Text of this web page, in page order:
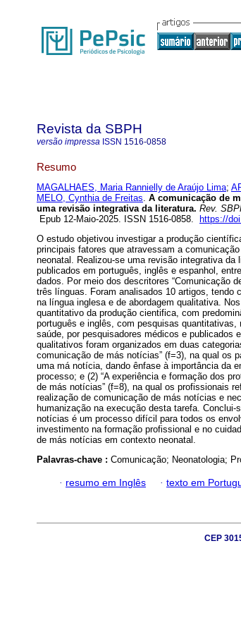
Revista da SBPH
versão impressa ISSN 1516-0858
Resumo
MAGALHAES, Maria Rannielly de Araújo Lima;
MELO, Cynthia de Freitas. A comunicação de
uma revisão integrativa da literatura. Rev.
Epub 12-Maio-2025. ISSN 1516-0858.
https://
O estudo objetivou investigar a produção
principais fatores que atravessam a
neonatal. Realizou-se uma revisão integrativa da
publicados em português, inglês e espanhol,
dados. Por meio dos descritores “Comunicação
três línguas. Foram analisados 10 artigos, tendo
na língua inglesa e de abordagem qualitativa.
quantitativo da produção cientifica, com
português e inglês, com pesquisas
saúde, por pesquisadores médicos e publicados
qualitativos foram organizados em duas
comunicação de más notícias” (f=3), na qual os
uma má notícia, dando ênfase à importância da
processo; e (2) “A experiência e formação dos
de más notícias” (f=8), na qual os profissionais
realização de comunicação de más notícias e
humanização na execução desta tarefa.
notícias é um processo difícil para todos os
investimento na formação profissional e no
de más notícias em contexto neonatal.
Palavras-chave : Comunicação; Neonatologia;
· resumo em Inglês · texto em
CEP